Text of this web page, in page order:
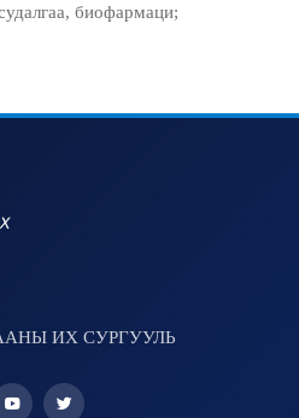
биофармаци;
ИХ СУРГУУЛЬ